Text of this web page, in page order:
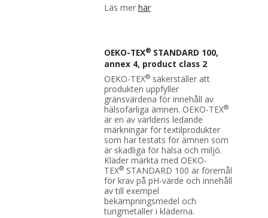
Läs mer här
OEKO-TEX® STANDARD 100,
annex 4, product class 2
OEKO-TEX®säkerställer att
produkten uppfyller
gränsvärdena för innehåll av
hälsofarliga ämnen. OEKO-TEX®
är en av världens ledande
märkningar för textilprodukter
som har testats för ämnen som
är skadliga för hälsa och miljö.
Kläder märkta med OEKO-
TEX®STANDARD 100 är föremål
för krav på pH-värde och innehåll
av till exempel
bekämpningsmedel och
tungmetaller i kläderna.